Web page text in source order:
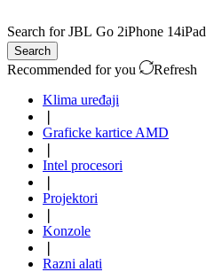
Search forJBL Go 2iPhone 14iPad
Search
Recommended for you
Refresh
Klima uređaji
Graficke kartice AMD
Intel procesori
Projektori
Konzole
Razni alati